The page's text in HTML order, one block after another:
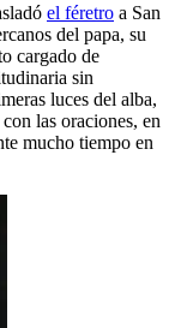
el féretro a San
del papa, su
cargado de
sin
luces del alba,
las oraciones, en
mucho tiempo en